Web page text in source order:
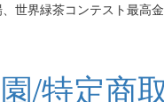
世界緑茶コンテスト最高